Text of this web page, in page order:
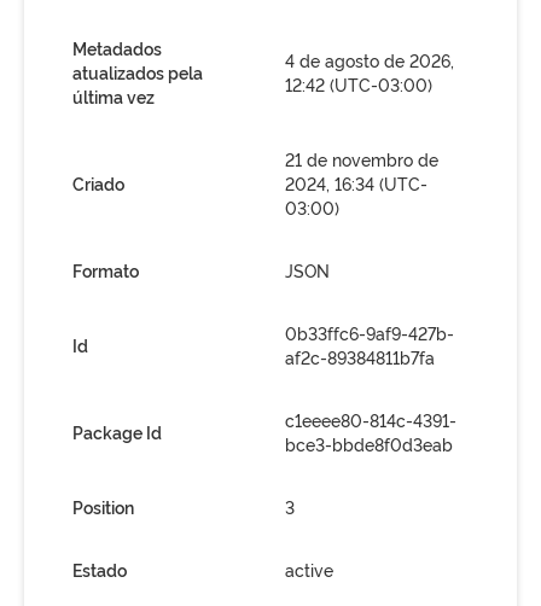
Metadados
atualizados pela
última vez
4 de agosto de 2026,
12:42 (UTC-03:00)
Criado
21 de novembro de
2024, 16:34 (UTC-
03:00)
Formato JSON
Id
0b33ffc6-9af9-427b-
af2c-89384811b7fa
Package Id
c1eeee80-814c-4391-
bce3-bbde8f0d3eab
Position 3
Estado active